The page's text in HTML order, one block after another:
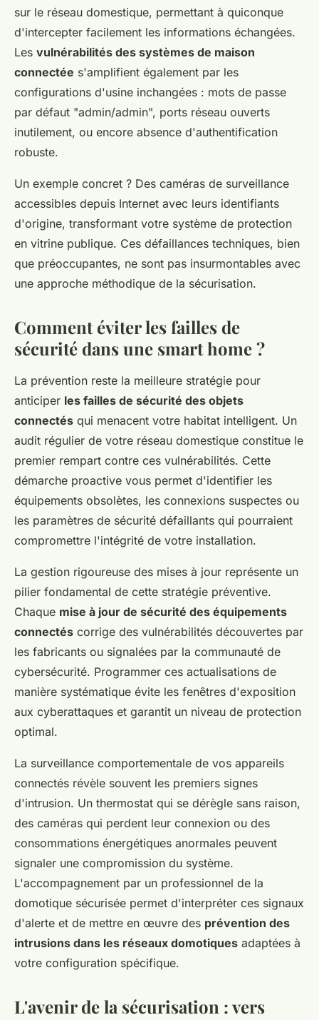
sur le réseau domestique, permettant à quiconque
d'intercepter facilement les informations échangées.
Les vulnérabilités des systèmes de maison
connectée s'amplifient également par les
configurations d'usine inchangées : mots de passe
par défaut "admin/admin", ports réseau ouverts
inutilement, ou encore absence d'authentification
robuste.
Un exemple concret ? Des caméras de surveillance
accessibles depuis Internet avec leurs identifiants
d'origine, transformant votre système de protection
en vitrine publique. Ces défaillances techniques, bien
que préoccupantes, ne sont pas insurmontables avec
une approche méthodique de la sécurisation.
Comment éviter les failles de
sécurité dans une smart home ?
La prévention reste la meilleure stratégie pour
anticiper les failles de sécurité des objets
connectés qui menacent votre habitat intelligent. Un
audit régulier de votre réseau domestique constitue le
premier rempart contre ces vulnérabilités. Cette
démarche proactive vous permet d'identifier les
équipements obsolètes, les connexions suspectes ou
les paramètres de sécurité défaillants qui pourraient
compromettre l'intégrité de votre installation.
La gestion rigoureuse des mises à jour représente un
pilier fondamental de cette stratégie préventive.
Chaque mise à jour de sécurité des équipements
connectés corrige des vulnérabilités découvertes par
les fabricants ou signalées par la communauté de
cybersécurité. Programmer ces actualisations de
manière systématique évite les fenêtres d'exposition
aux cyberattaques et garantit un niveau de protection
optimal.
La surveillance comportementale de vos appareils
connectés révèle souvent les premiers signes
d'intrusion. Un thermostat qui se dérègle sans raison,
des caméras qui perdent leur connexion ou des
consommations énergétiques anormales peuvent
signaler une compromission du système.
L'accompagnement par un professionnel de la
domotique sécurisée permet d'interpréter ces signaux
d'alerte et de mettre en œuvre des prévention des
intrusions dans les réseaux domotiques adaptées à
votre configuration spécifique.
L'avenir de la sécurisation : vers